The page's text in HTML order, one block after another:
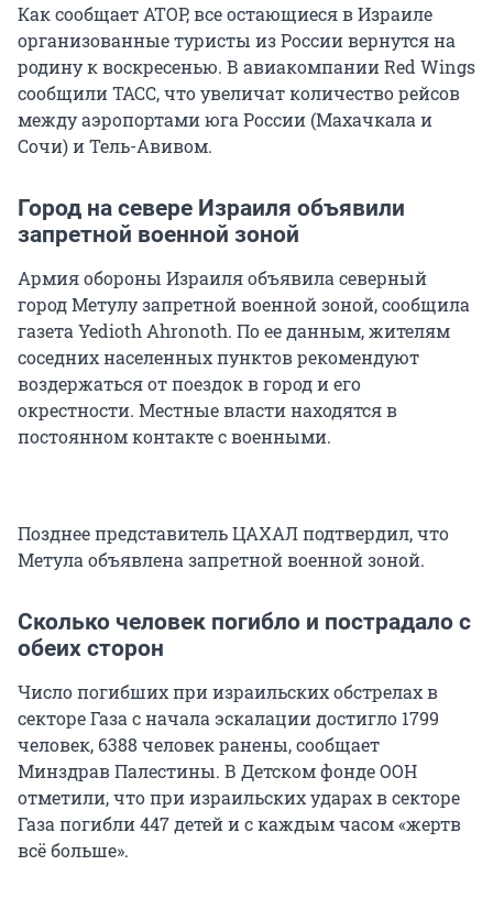
Как сообщает АТОР, все остающиеся в Израиле
организованные туристы из России вернутся на
родину к воскресенью. В авиакомпании Red Wings
сообщили ТАСС, что увеличат количество рейсов
между аэропортами юга России (Махачкала и
Сочи) и Тель-Авивом.
Город на севере Израиля объявили
запретной военной зоной
Армия обороны Израиля объявила северный
город Метулу запретной военной зоной, сообщила
газета Yedioth Ahronoth. По ее данным, жителям
соседних населенных пунктов рекомендуют
воздержаться от поездок в город и его
окрестности. Местные власти находятся в
постоянном контакте с военными.
Позднее представитель ЦАХАЛ подтвердил, что
Метула объявлена запретной военной зоной.
Сколько человек погибло и пострадало с
обеих сторон
Число погибших при израильских обстрелах в
секторе Газа с начала эскалации достигло 1799
человек, 6388 человек ранены, сообщает
Минздрав Палестины. В Детском фонде ООН
отметили, что при израильских ударах в секторе
Газа погибли 447 детей и с каждым часом «жертв
всё больше».